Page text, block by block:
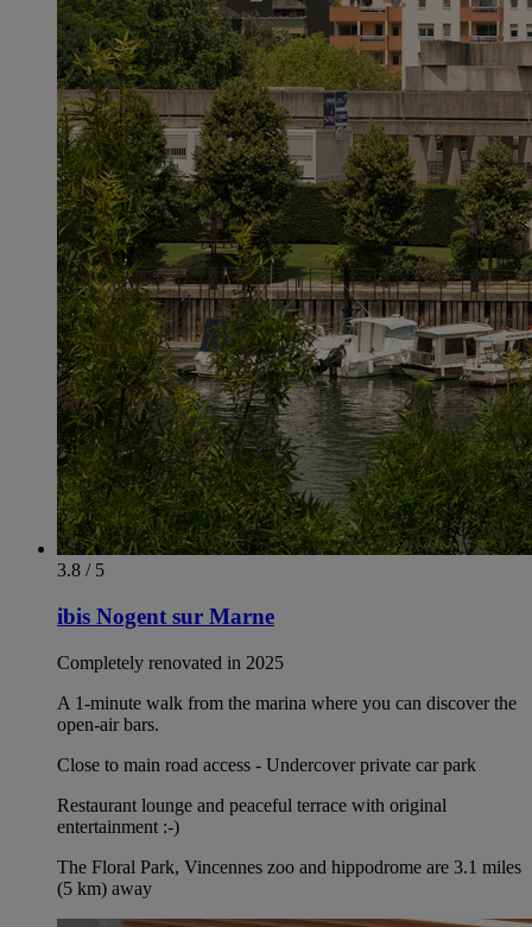
3.8 / 5
ibis Nogent sur Marne
Completely renovated in 2025
A 1-minute walk from the marina where you can discover the
open-air bars.
Close to main road access - Undercover private car park
Restaurant lounge and peaceful terrace with original
entertainment :-)
The Floral Park, Vincennes zoo and hippodrome are 3.1 miles
(5 km) away